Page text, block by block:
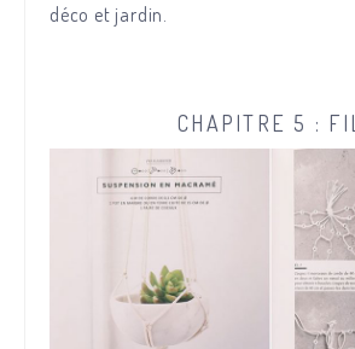
déco et jardin.
CHAPITRE 5 : FIL